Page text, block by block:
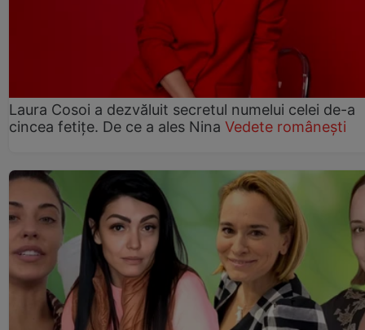
Laura Cosoi a dezvăluit secretul numelui celei de-a
cincea fetițe. De ce a ales Nina Vedete românești